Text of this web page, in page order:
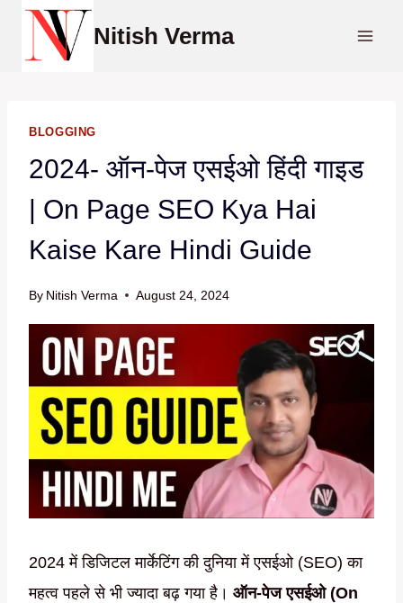
Skip
Nitish Verma
BLOGGING
2024- ऑन-पेज एसईओ हिंदी गाइड
| On Page SEO Kya Hai
Kaise Kare Hindi Guide
By Nitish Verma August 24, 2024
2024 में डिजिटल मार्केटिंग की दुनिया में एसईओ (SEO) का
महत्व पहले से भी ज्यादा बढ़ गया है। ऑन-पेज एसईओ (On